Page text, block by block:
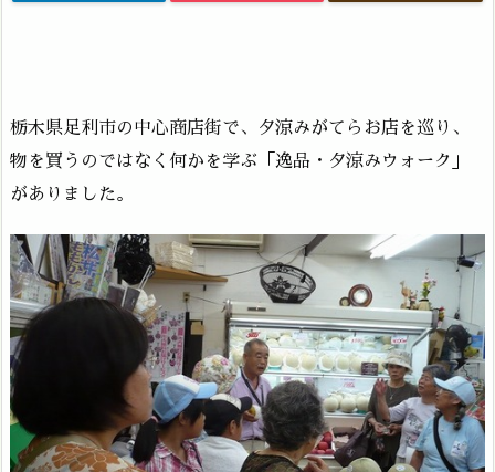
栃木県足利市の中心商店街で、夕涼みがてらお店を巡り、
物を買うのではなく何かを学ぶ「逸品・夕涼みウォーク」
がありました。